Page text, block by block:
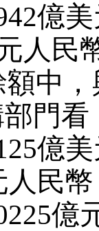
億
人民
中
門
億
人民
億